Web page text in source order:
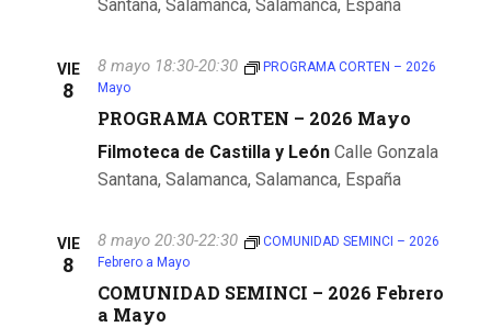
q
u
d
a
i
e
e
t
Santana, Salamanca, Salamanca, España
VIE
8
8 mayo 18:30-20:30
PROGRAMA CORTEN – 2026
Mayo
PROGRAMA CORTEN – 2026 Mayo
Filmoteca de Castilla y León Calle Gonzala
Santana, Salamanca, Salamanca, España
VIE
8
8 mayo 20:30-22:30
COMUNIDAD SEMINCI – 2026
Febrero a Mayo
COMUNIDAD SEMINCI – 2026 Febrero
a Mayo